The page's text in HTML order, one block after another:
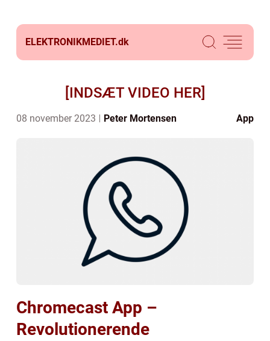
ELEKTRONIKMEDIET.dk
[INDSÆT VIDEO HER]
08 november 2023 Peter Mortensen App
Chromecast App –
Revolutionerende